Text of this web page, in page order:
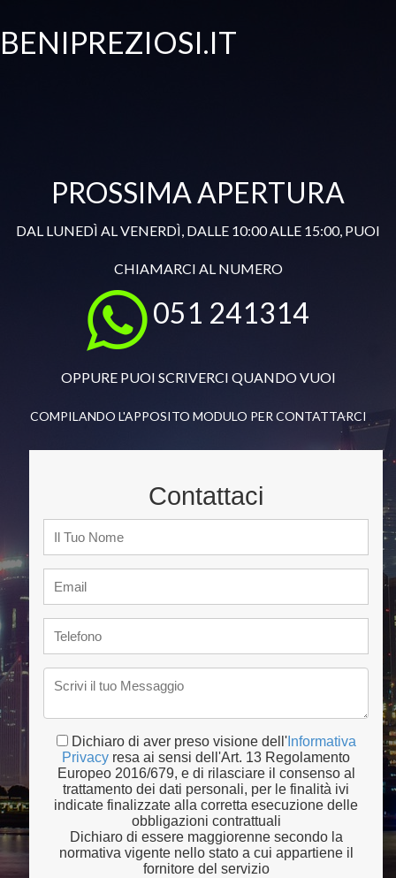
BENIPREZIOSI.IT
PROSSIMA APERTURA
DAL LUNEDÌ AL VENERDÌ, DALLE 10:00 ALLE 15:00, PUOI
CHIAMARCI AL NUMERO
051 241314
OPPURE PUOI SCRIVERCI QUANDO VUOI
COMPILANDO L'APPOSITO MODULO PER CONTATTARCI
Contattaci
Dichiaro di aver preso visione dell'Informativa
Privacy resa ai sensi dell'Art. 13 Regolamento
Europeo 2016/679, e di rilasciare il consenso al
trattamento dei dati personali, per le finalità ivi
indicate finalizzate alla corretta esecuzione delle
obbligazioni contrattuali
Dichiaro di essere maggiorenne secondo la
normativa vigente nello stato a cui appartiene il
fornitore del servizio